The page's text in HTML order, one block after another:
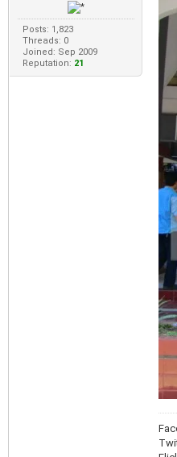
Posts: 1,823
Threads: 0
Joined: Sep 2009
Reputation: 21